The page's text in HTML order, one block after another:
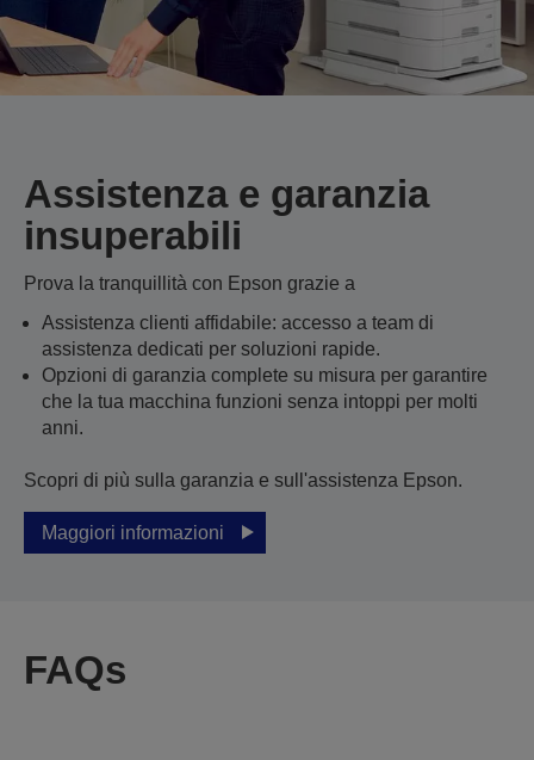
Assistenza e garanzia
insuperabili
Prova la tranquillità con Epson grazie a
Assistenza clienti affidabile: accesso a team di
assistenza dedicati per soluzioni rapide.
Opzioni di garanzia complete su misura per garantire
che la tua macchina funzioni senza intoppi per molti
anni.
Scopri di più sulla garanzia e sull'assistenza Epson.
Maggiori informazioni
FAQs